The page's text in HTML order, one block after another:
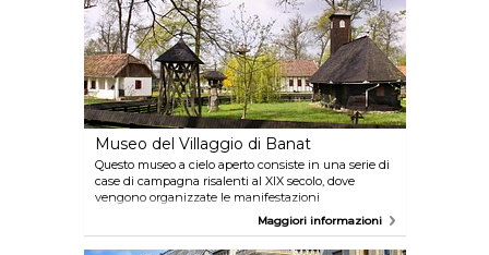
dei parchi che la circondano.
Museo del Villaggio di Banat
Questo museo a cielo aperto consiste in una serie di
case di campagna risalenti al XIX secolo, dove
vengono organizzate le manifestazioni
folkloristiche della città. Situato a 6 km a nord-est
del centro, Benat è raggiungibile con il tram 1 dalla
stazione dei treni Timisoara-Nord.
Maggiori informazioni